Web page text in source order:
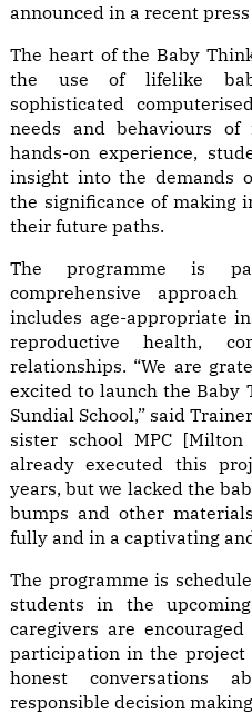
announced in a recent
The heart of the Baby
the use of lifelike
sophisticated
needs and behaviours
hands-on experience,
insight into the demands
the significance of making
their future paths.
The programme is
comprehensive
includes age-appropriate
reproductive health,
relationships. “We are
excited to launch the Baby
Sundial School,” said
sister school MPC
already executed this
years, but we lacked the
bumps and other
fully and in a captivating
The programme is
students in the
caregivers are
participation in the project
honest conversations
responsible decision